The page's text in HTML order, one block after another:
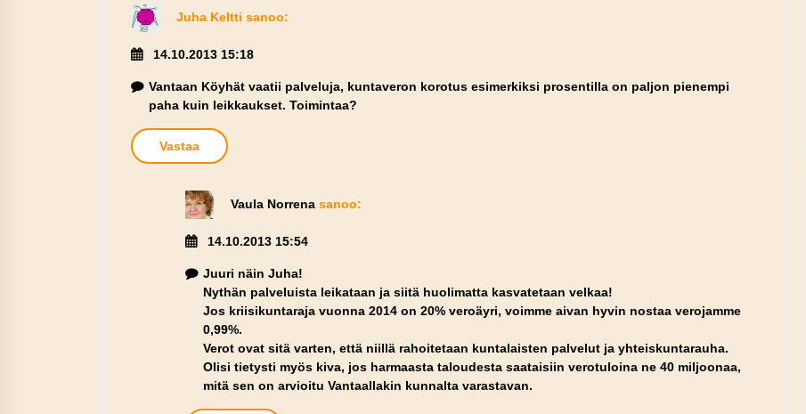
Juha Keltti sanoo:
14.10.2013 15:18
Vantaan Köyhät vaatii palveluja, kuntaveron korotus esimerkiksi prosentilla on paljon pienempi
paha kuin leikkaukset. Toimintaa?
Vastaa
Vaula Norrena sanoo:
14.10.2013 15:54
Juuri näin Juha!
Nythän palveluista leikataan ja siitä huolimatta kasvatetaan velkaa!
Jos kriisikuntaraja vuonna 2014 on 20% veroäyri, voimme aivan hyvin nostaa verojamme
0,99%.
Verot ovat sitä varten, että niillä rahoitetaan kuntalaisten palvelut ja yhteiskuntarauha.
Olisi tietysti myös kiva, jos harmaasta taloudesta saataisiin verotuloina ne 40 miljoonaa,
mitä sen on arvioitu Vantaallakin kunnalta varastavan.